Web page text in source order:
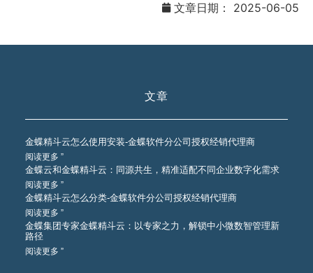
文章日期：
2025-06-05
文章
金蝶精斗云怎么使用安装-金蝶软件分公司授权经销代理商
阅读更多 ”
金蝶云和金蝶精斗云：同源共生，精准适配不同企业数字化需求
阅读更多 ”
金蝶精斗云怎么分类-金蝶软件分公司授权经销代理商
阅读更多 ”
金蝶集团专家金蝶精斗云：以专家之力，解锁中小微数智管理新
路径
阅读更多 ”